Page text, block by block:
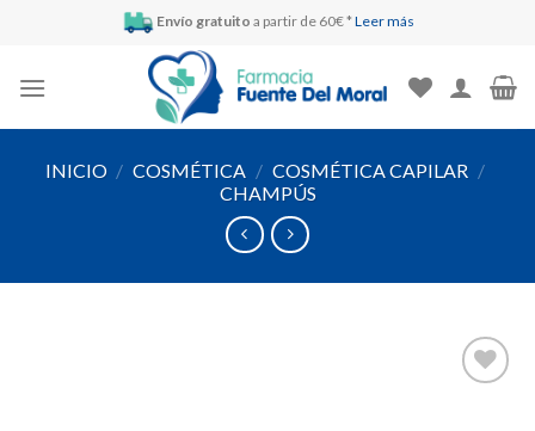
Envío gratuito a partir de 60€ * Leer más
INICIO / COSMÉTICA / COSMÉTICA CAPILAR /
CHAMPÚS